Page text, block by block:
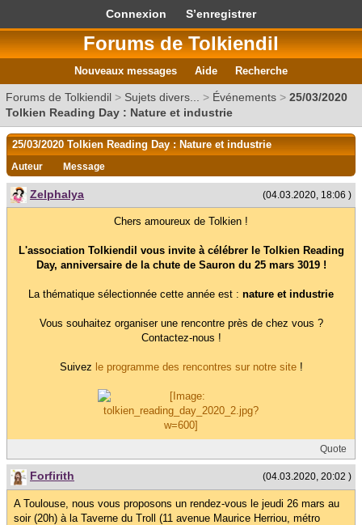
Connexion S’enregistrer
Forums de Tolkiendil
Nouveaux messages Aide Recherche
Forums de Tolkiendil > Sujets divers... > Événements > 25/03/2020
Tolkien Reading Day : Nature et industrie
25/03/2020 Tolkien Reading Day : Nature et industrie
Auteur Message
(04.03.2020, 18:06 )
Zelphalya
Chers amoureux de Tolkien !
L'association Tolkiendil vous invite à célébrer le Tolkien Reading
Day, anniversaire de la chute de Sauron du 25 mars 3019 !
La thématique sélectionnée cette année est : nature et industrie
Vous souhaitez organiser une rencontre près de chez vous ?
Contactez-nous !
Suivez le programme des rencontres sur notre site!
Quote
(04.03.2020, 20:02 )
Forfirith
A Toulouse, nous vous proposons un rendez-vous le jeudi 26 mars au
soir (20h) à la Taverne du Troll (11 avenue Maurice Herriou, métro